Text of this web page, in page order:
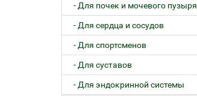
- Для почек и мочевого пузыря
- Для сердца и сосудов
- Для спортсменов
- Для суставов
- Для эндокринной системы